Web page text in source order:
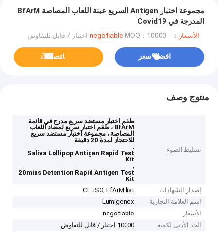
مجموعة اختبار Antigen السريع عينة اللعاب المصاصة BfArM
المدرجة في Covid19
الأسعار：negotiable MOQ：10000 اختبار / قابل للتفاوض
افضل سعر ﺎﺘﺼﻟ ﺍﻶﻧ
منتوج وصف
تسليط الضوء
طقم اختبار مستضد سريع مدرج في قائمة
BfArM ، طقم اختبار سريع لمضاد اللعاب
المصاصة ، مجموعة اختبار مستضد سريع
للاحتجاز لمدة 20 دقيقة
,
Saliva Lollipop Antigen Rapid Test
Kit
,
20mins Detention Rapid Antigen Test
Kit
إصدار الشهادات
CE, ISO, BfArM list
اسم العلامة التجارية
Lumigenex
الأسعار
negotiable
الحد الأدنى لكمية
10000 اختبار / قابل للتفاوض